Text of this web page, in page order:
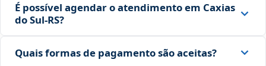
É possível agendar o atendimento em Caxias
do Sul‑RS?
Quais formas de pagamento são aceitas?